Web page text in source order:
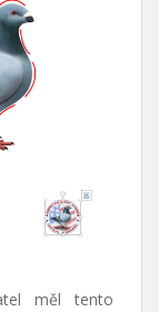
měl tento